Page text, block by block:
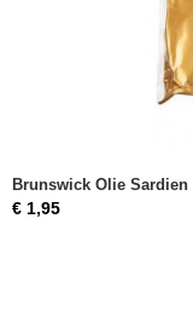
Brunswick Olie Sardien
€ 1,95